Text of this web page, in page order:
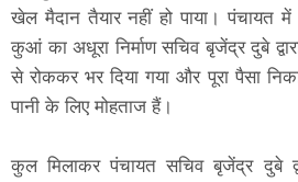
खेल मैदान तैयार नहीं हो पाया। पंचायत
कुआं का अधूरा निर्माण सचिव बृजेंद्र दुबे
से रोककर भर दिया गया और पूरा पैसा
पानी के लिए मोहताज हैं।
कुल मिलाकर पंचायत सचिव बृजेंद्र दुबे